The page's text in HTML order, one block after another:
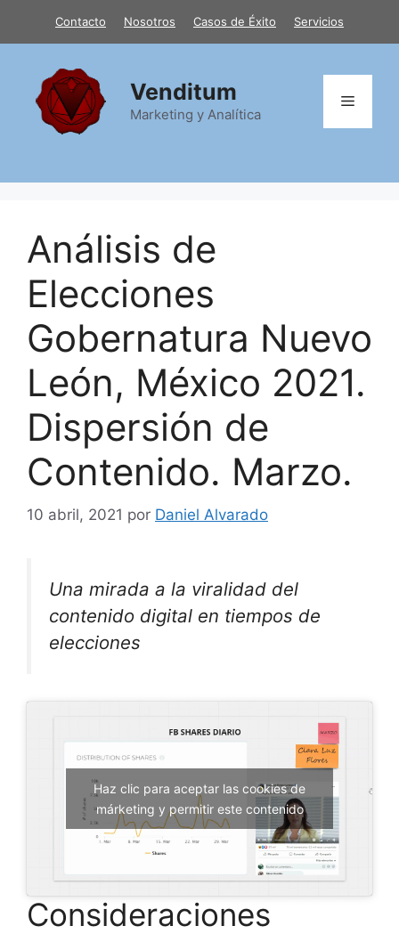
Contacto Nosotros Casos de Éxito Servicios
Venditum
Marketing y Analítica
Menú
Análisis de
Elecciones
Gobernatura Nuevo
León, México 2021.
Dispersión de
Contenido. Marzo.
10 abril, 2021 por Daniel Alvarado
Una mirada a la viralidad del
contenido digital en tiempos de
elecciones
Haz clic para aceptar las cookies de
márketing y permitir este contenido
Consideraciones